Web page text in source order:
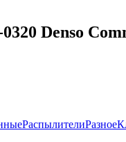
Denso
РаспылителиРазное